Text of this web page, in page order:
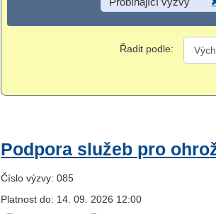
Řadit podle:
Podpora služeb pro
Číslo výzvy: 085
Platnost do: 14. 09. 2026 12:00